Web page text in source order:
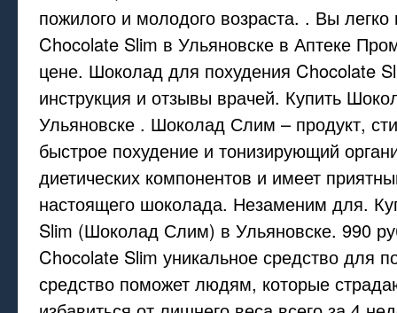
пожилого и молодого возраста. . Вы легко
Chocolate Slim в Ульяновске в Аптеке
цене. Шоколад для похудения Chocolate
инструкция и отзывы врачей. Купить
Ульяновске . Шоколад Слим – продукт,
быстрое похудение и тонизирующий
диетических компонентов и имеет
настоящего шоколада. Незаменим для.
Slim (Шоколад Слим) в Ульяновске. 990
Chocolate Slim уникальное средство для
средство поможет людям, которые